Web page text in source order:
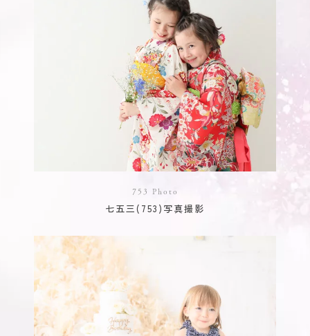
753 Photo
七五三(753)写真撮影